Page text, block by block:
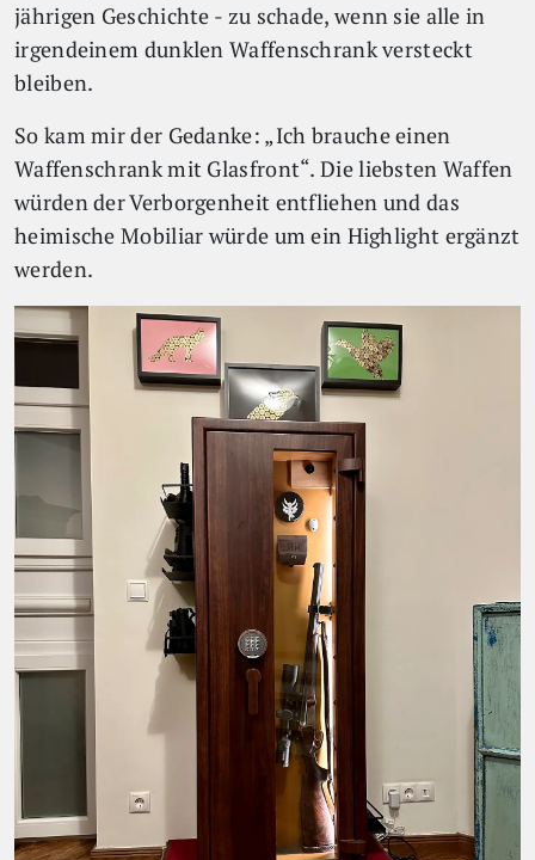
jährigen Geschichte - zu schade, wenn sie alle in
irgendeinem dunklen Waffenschrank versteckt
bleiben.
So kam mir der Gedanke: „Ich brauche einen
Waffenschrank mit Glasfront“. Die liebsten Waffen
würden der Verborgenheit entfliehen und das
heimische Mobiliar würde um ein Highlight ergänzt
werden.